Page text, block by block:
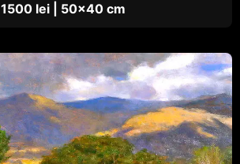
1500 lei | 50×40 cm